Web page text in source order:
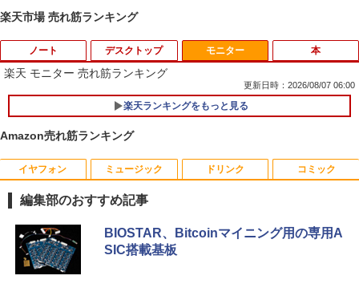
楽天市場 売れ筋ランキング
ノート
1
価格重視訳あり ノートパソコン Office付
き 店長おまかせ 東芝 富士通 NEC DELL
たはSSD128GB Windows11/10 OS選択
可 WiFi オフィス付き ノートPC 1ヶ月保
証 中古パソコン 中古ノートパソコン【中
古】
￥7,800
デスクトップ
1
ポイント10倍 中古パソコン デスクトッ
プパソコン Windows 11【Office付】
D 120GB/DVD-ROM/送料無料【オプショ
ン色々有】
モニター
楽天 モニター 売れ筋ランキング
更新日時：2026/08/07 06:00
楽天ランキングをもっと見る
本
1
Aランクパーティを離脱した俺は、元教
え子たちと迷宮深部を目指す。（13）
【電子書籍】[ ユーリ ]
￥792
Amazon売れ筋ランキング
イヤフォン
Anker Soundcore P40i オフホワイト
￥7,990
ミュージック
BRUCE WAYNE feat. Flo Milli, ATL Jacob
[Explicit]
ドリンク
【Amazon.co.jp限定】 い・ろ・は・す 2L P
ET ラベルレス ×8本
コミック
薬屋のひとりごと 17巻 (デジタル版ビッグガ
ンガンコミックス)
編集部のおすすめ記事
BIOSTAR、Bitcoinマイニング用の専用A
SIC搭載基板